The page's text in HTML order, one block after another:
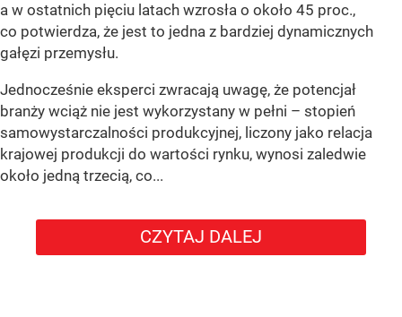
a w ostatnich pięciu latach wzrosła o około 45 proc.,
co potwierdza, że jest to jedna z bardziej dynamicznych
gałęzi przemysłu.
Jednocześnie eksperci zwracają uwagę, że potencjał
branży wciąż nie jest wykorzystany w pełni – stopień
samowystarczalności produkcyjnej, liczony jako relacja
krajowej produkcji do wartości rynku, wynosi zaledwie
około jedną trzecią, co...
CZYTAJ DALEJ